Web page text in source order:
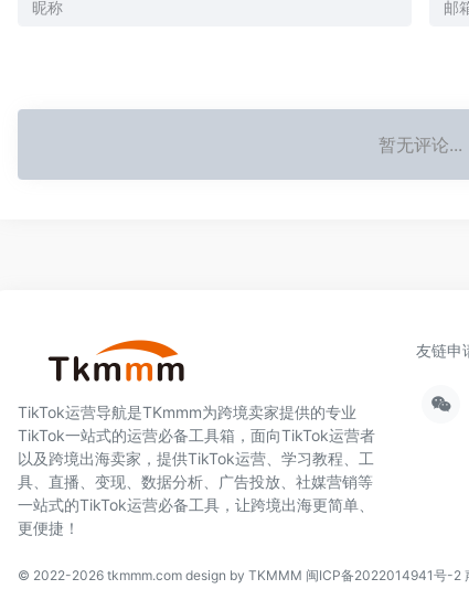
暂无评论...
TikTok运营导航是TKmmm为跨境卖家提供的专业
TikTok一站式的运营必备工具箱，面向TikTok运营者
以及跨境出海卖家，提供TikTok运营、学习教程、工
具、直播、变现、数据分析、广告投放、社媒营销等
一站式的TikTok运营必备工具，让跨境出海更简单、
更便捷！
友链申
© 2022-2026 tkmmm.com design by TKMMM 闽ICP备2022014941号-2